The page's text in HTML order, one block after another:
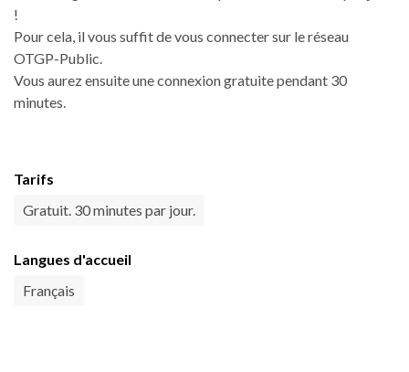
!
Pour cela, il vous suffit de vous connecter sur le réseau
OTGP-Public.
Vous aurez ensuite une connexion gratuite pendant 30
minutes.
Tarifs
Gratuit. 30 minutes par jour.
Langues d'accueil
Français